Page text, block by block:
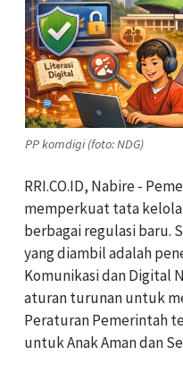
PP komdigi (foto: NDG)
RRI.CO.ID, Nabire -
memperkuat tata
berbagai regulasi baru.
yang diambil adalah
Komunikasi dan Digital
aturan turunan untuk
Peraturan Pemerintah
untuk Anak Aman dan